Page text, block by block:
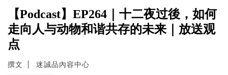
【Podcast】EP264｜十二夜过後，如何
走向人与动物和谐共存的未来｜放送观
点
撰文 迷誠品內容中心